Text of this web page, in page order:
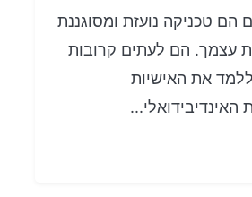
הם טכניקה נועזת ומסוגננת
עצמך. הם לעתים קרובות
את האישיות
האינדיבידואלי...